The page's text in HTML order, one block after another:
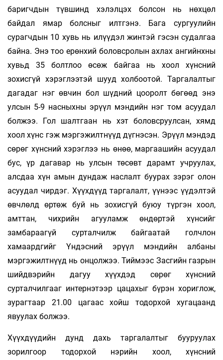
баригчдын түвшинд хэлэлцэх болсон нь нөхцөл
байдал ямар болсныг илтгэнэ. Бага сургуулийн
сурагчдын 10 хувь нь илүүдэл жинтэй гэсэн судалгаа
байна. Энэ тоо ерөнхий боловсролын ахлах ангийнхны
хувьд 35 болтлоо өсөж байгаа нь хоол хүнсний
зохисгүй хэрэглээтэй шууд холбоотой. Таргалалтыг
дагадаг нэг өвчин бол шүдний цооролт бөгөөд энэ
улсын 5-9 насныхны эрүүл мэндийн нэг том асуудал
болжээ. Гол шалтгаан нь хэт боловсруулсан, хямд
хоол хүнс гэж мэргэжилтнүүд дүгнэсэн. Эрүүл мэндэд
сөрөг хүнсний хэрэглээ нь өнөө, маргаашийн асуудал
бус, үр дагавар нь улсын төсөвт дарамт учруулах,
алсдаа хүн амын дундаж наслалт буурах зэрэг олон
асуудал чирдэг. Хүүхдүүд таргалалт, үүнээс үүдэлтэй
өвчлөлд өртөж буй нь зохисгүй буюу түргэн хоол,
амттан, чихрийн агууламж өндөртэй хүнсийг
замбараагүй сурталчилж байгаатай голчлон
хамаардгийг Үндэсний эрүүл мэндийн албаны
мэргэжилтнүүд нь онцолжээ. Тиймээс Засгийн газрын
шийдвэрийн дагуу хүүхдэд сөрөг хүнсний
сурталчилгааг интернэтээр цацахыг бүрэн хориглож,
зурагтаар 21.00 цагаас хойш тодорхой хугацаанд
явуулах болжээ.
Хүүхдүүдийн дунд дахь таргалалтыг бууруулах
зорилгоор тодорхой нэрийн хоол, хүнсний